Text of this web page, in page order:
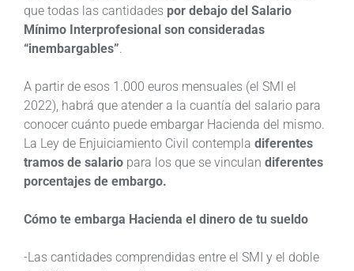
que todas las cantidades por debajo del Salario
Mínimo Interprofesional son consideradas
“inembargables”.
A partir de esos 1.000 euros mensuales (el SMI el
2022), habrá que atender a la cuantía del salario para
conocer cuánto puede embargar Hacienda del mismo.
La Ley de Enjuiciamiento Civil contempla diferentes
tramos de salario para los que se vinculan diferentes
porcentajes de embargo.
Cómo te embarga Hacienda el dinero de tu sueldo
-Las cantidades comprendidas entre el SMI y el doble